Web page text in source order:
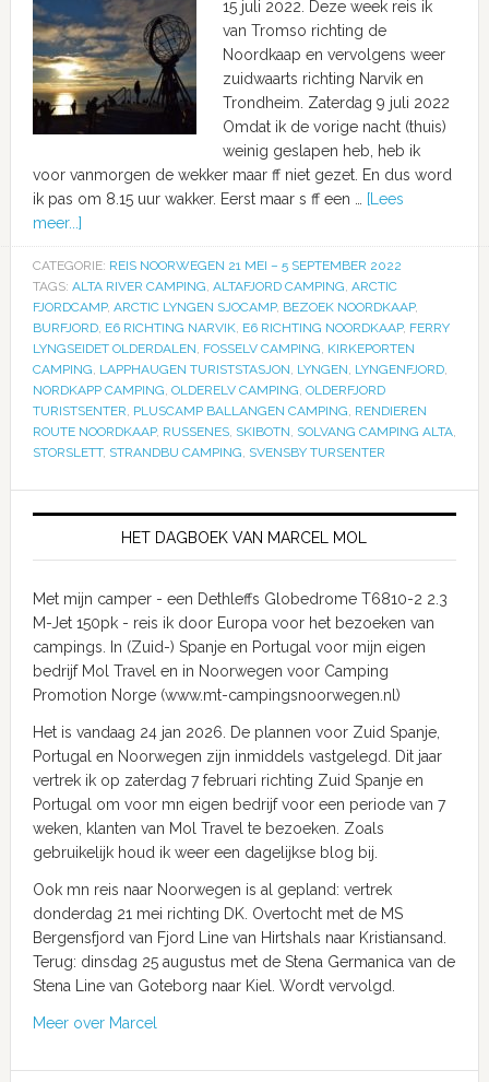
15 juli 2022. Deze week reis ik
van Tromso richting de
Noordkaap en vervolgens weer
zuidwaarts richting Narvik en
Trondheim. Zaterdag 9 juli 2022
Omdat ik de vorige nacht (thuis)
weinig geslapen heb, heb ik
voor vanmorgen de wekker maar ff niet gezet. En dus word
ik pas om 8.15 uur wakker. Eerst maar s ff een …
[Lees
meer...]
CATEGORIE: REIS NOORWEGEN 21 MEI – 5 SEPTEMBER 2022
TAGS: ALTA RIVER CAMPING, ALTAFJORD CAMPING, ARCTIC
FJORDCAMP, ARCTIC LYNGEN SJOCAMP, BEZOEK NOORDKAAP,
BURFJORD, E6 RICHTING NARVIK, E6 RICHTING NOORDKAAP, FERRY
LYNGSEIDET OLDERDALEN, FOSSELV CAMPING, KIRKEPORTEN
CAMPING, LAPPHAUGEN TURISTSTASJON, LYNGEN, LYNGENFJORD,
NORDKAPP CAMPING, OLDERELV CAMPING, OLDERFJORD
TURISTSENTER, PLUSCAMP BALLANGEN CAMPING, RENDIEREN
ROUTE NOORDKAAP, RUSSENES, SKIBOTN, SOLVANG CAMPING ALTA,
STORSLETT, STRANDBU CAMPING, SVENSBY TURSENTER
HET DAGBOEK VAN MARCEL MOL
Met mijn camper - een Dethleffs Globedrome T6810-2 2.3
M-Jet 150pk - reis ik door Europa voor het bezoeken van
campings. In (Zuid-) Spanje en Portugal voor mijn eigen
bedrijf Mol Travel en in Noorwegen voor Camping
Promotion Norge (www.mt-campingsnoorwegen.nl)
Het is vandaag 24 jan 2026. De plannen voor Zuid Spanje,
Portugal en Noorwegen zijn inmiddels vastgelegd. Dit jaar
vertrek ik op zaterdag 7 februari richting Zuid Spanje en
Portugal om voor mn eigen bedrijf voor een periode van 7
weken, klanten van Mol Travel te bezoeken. Zoals
gebruikelijk houd ik weer een dagelijkse blog bij.
Ook mn reis naar Noorwegen is al gepland: vertrek
donderdag 21 mei richting DK. Overtocht met de MS
Bergensfjord van Fjord Line van Hirtshals naar Kristiansand.
Terug: dinsdag 25 augustus met de Stena Germanica van de
Stena Line van Goteborg naar Kiel. Wordt vervolgd.
Meer over Marcel